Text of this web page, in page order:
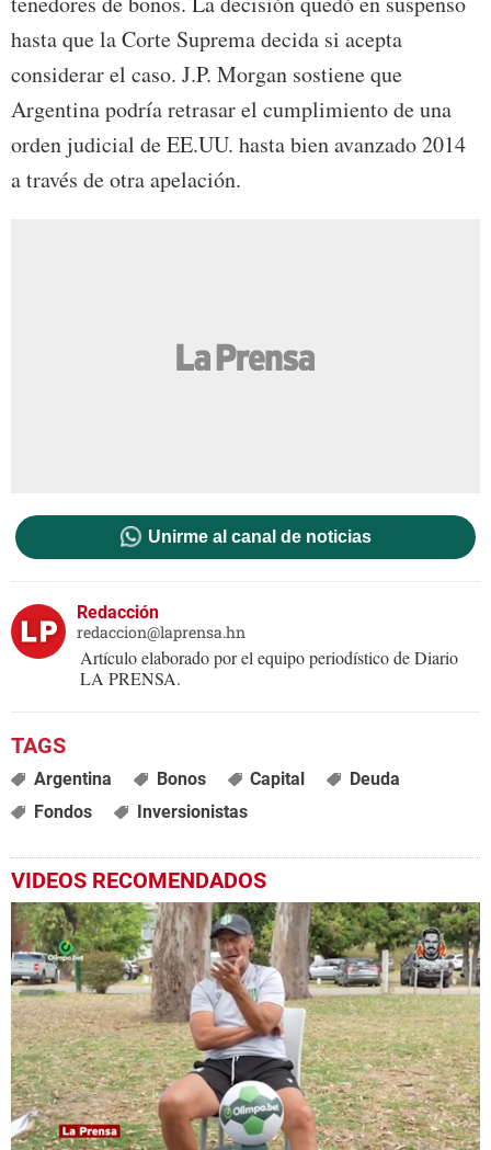
hasta que la Corte Suprema decida si acepta
considerar el caso. J.P. Morgan sostiene que
Argentina podría retrasar el cumplimiento de una
orden judicial de EE.UU. hasta bien avanzado 2014
a través de otra apelación.
Unirme al canal de noticias
Redacción
redaccion@laprensa.hn
Artículo elaborado por el equipo periodístico de Diario
LA PRENSA.
Argentina Bonos Capital
Deuda
Fondos
Inversionistas
VIDEOS RECOMENDADOS